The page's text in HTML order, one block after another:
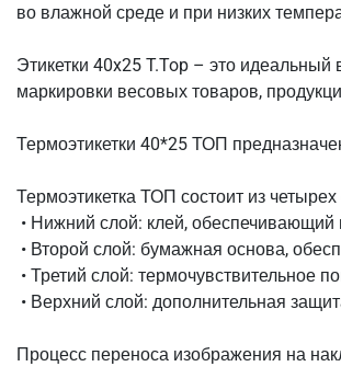
во влажной среде и при низких
Этикетки 40x25 T.Top – это
маркировки весовых товаров,
Термоэтикетки 40*25 ТОП
Термоэтикетка ТОП состоит из четырех
• Нижний слой: клей,
• Второй слой: бумажная основа,
• Третий слой: термочувствительное
• Верхний слой: дополнительная
Процесс переноса изображения на